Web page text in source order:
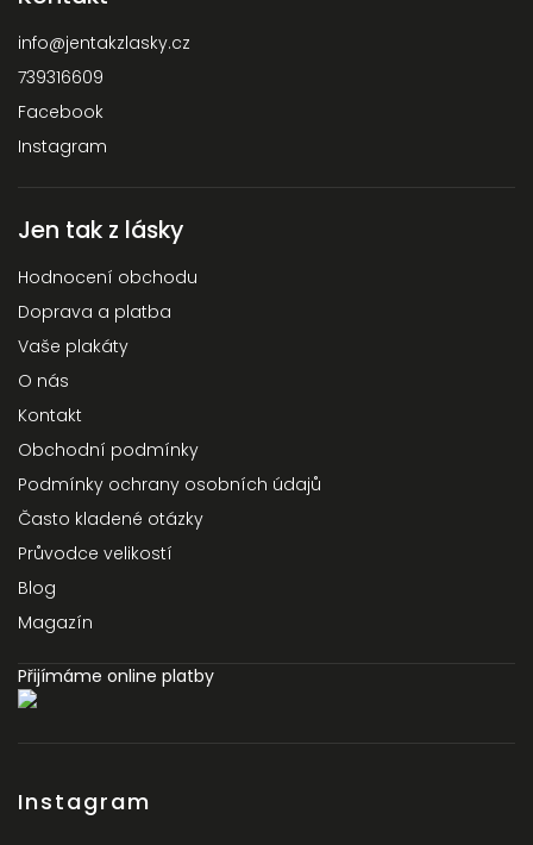
info@jentakzlasky.cz
739316609
Facebook
Instagram
Jen tak z lásky
Hodnocení obchodu
Doprava a platba
Vaše plakáty
O nás
Kontakt
Obchodní podmínky
Podmínky ochrany osobních údajů
Často kladené otázky
Průvodce velikostí
Blog
Magazín
Přijímáme online platby
Instagram